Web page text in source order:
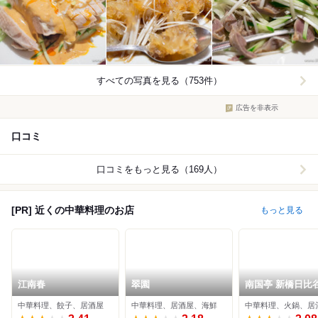
すべての写真を見る（753件）
広告を非表示
口コミ
口コミをもっと見る（169人）
[PR] 近くの中華料理のお店 もっと見る
江南春
中華料理、餃子、居酒屋
翠園
中華料理、居酒屋、海鮮
南国亭 新橋日比
中華料理、火鍋、居